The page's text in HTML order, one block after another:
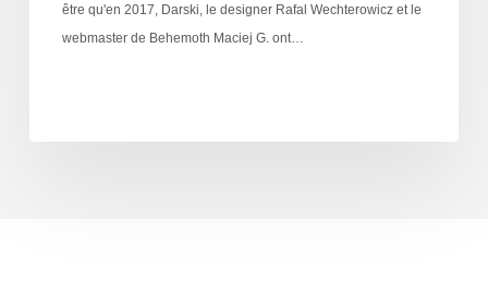
être qu'en 2017, Darski, le designer Rafal Wechterowicz et le
webmaster de Behemoth Maciej G. ont…